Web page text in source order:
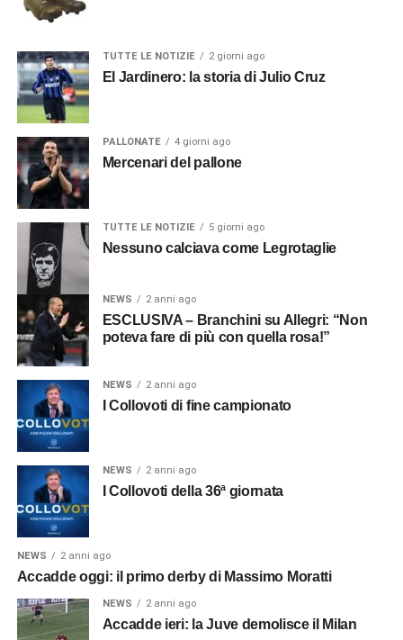
TUTTE LE NOTIZIE 2 giorni ago
El Jardinero: la storia di Julio Cruz
PALLONATE 4 giorni ago
Mercenari del pallone
TUTTE LE NOTIZIE 5 giorni ago
Nessuno calciava come Legrotaglie
NEWS 2 anni ago
ESCLUSIVA – Branchini su Allegri: “Non
poteva fare di più con quella rosa!”
NEWS 2 anni ago
I Collovoti di fine campionato
NEWS 2 anni ago
I Collovoti della 36ª giornata
NEWS 2 anni ago
Accadde oggi: il primo derby di Massimo Moratti
NEWS 2 anni ago
Accadde ieri: la Juve demolisce il Milan